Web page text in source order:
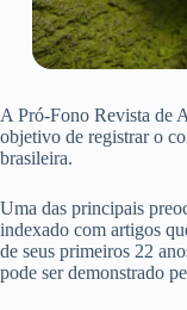
A Pró-Fono Revista de
objetivo de registrar o
brasileira.
Uma das principais
indexado com artigos
de seus primeiros 22
pode ser demonstrado